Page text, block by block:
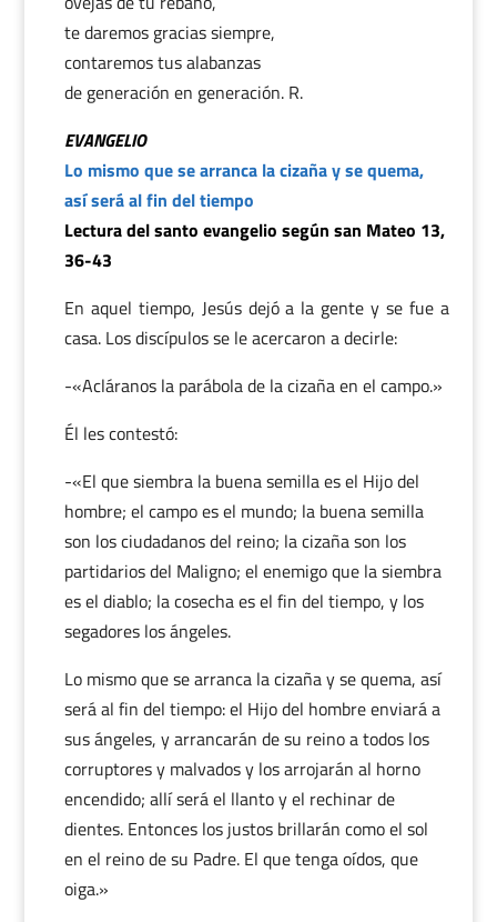
te daremos gracias siempre,
contaremos tus alabanzas
de generación en generación. R.
EVANGELIO
Lo mismo que se arranca la cizaña y se quema,
así será al fin del tiempo
Lectura del santo evangelio según san Mateo 13,
36-43
En aquel tiempo, Jesús dejó a la gente y se fue a
casa. Los discípulos se le acercaron a decirle:
-«Acláranos la parábola de la cizaña en el campo.»
Él les contestó:
-«El que siembra la buena semilla es el Hijo del
hombre; el campo es el mundo; la buena semilla
son los ciudadanos del reino; la cizaña son los
partidarios del Maligno; el enemigo que la siembra
es el diablo; la cosecha es el fin del tiempo, y los
segadores los ángeles.
Lo mismo que se arranca la cizaña y se quema, así
será al fin del tiempo: el Hijo del hombre enviará a
sus ángeles, y arrancarán de su reino a todos los
corruptores y malvados y los arrojarán al horno
encendido; allí será el llanto y el rechinar de
dientes. Entonces los justos brillarán como el sol
en el reino de su Padre. El que tenga oídos, que
oiga.»